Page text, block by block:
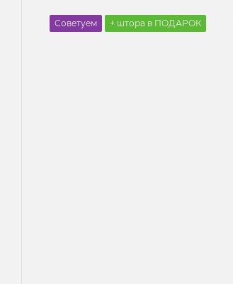
Советуем + штора в ПОДАРОК